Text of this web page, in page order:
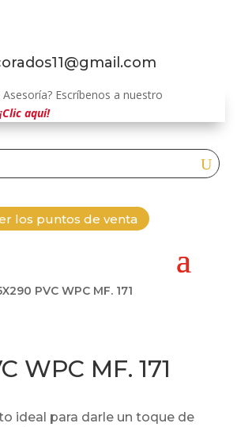
Escríbenos a nuestro
¡Clic aquí!
los puntos de venta
PVC WPC MF. 171
WPC MF. 171
ideal para darle un toque de